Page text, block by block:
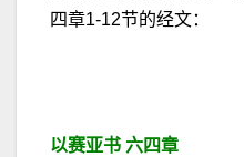
四章1-12节的经文：
以赛亚书 六四章